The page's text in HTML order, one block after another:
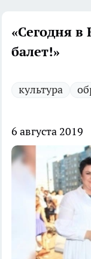
«Сегодня в
балет!»
культура
6 августа 2019